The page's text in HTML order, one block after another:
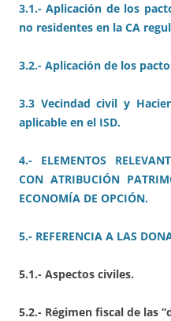
3.1.- Aplicación de los
no residentes en la CA
3.2.- Aplicación de los
3.3 Vecindad civil y
aplicable en el ISD.
4.- ELEMENTOS
CON ATRIBUCIÓN
ECONOMÍA DE OPCIÓN.
5.- REFERENCIA A LAS
5.1.- Aspectos civiles.
5.2.- Régimen fiscal de las